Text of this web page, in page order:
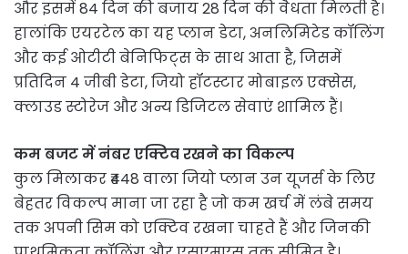
और इसमें 84 दिन की बजाय 28 दिन की वैधता मिलती है।
हालांकि एयरटेल का यह प्लान डेटा, अनलिमिटेड कॉलिंग
और कई ओटीटी बेनिफिट्स के साथ आता है, जिसमें
प्रतिदिन 4 जीबी डेटा, जियो हॉटस्टार मोबाइल एक्सेस,
क्लाउड स्टोरेज और अन्य डिजिटल सेवाएं शामिल हैं।
कम बजट में नंबर एक्टिव रखने का विकल्प
कुल मिलाकर ₹448 वाला जियो प्लान उन यूजर्स के लिए
बेहतर विकल्प माना जा रहा है जो कम खर्च में लंबे समय
तक अपनी सिम को एक्टिव रखना चाहते हैं और जिनकी